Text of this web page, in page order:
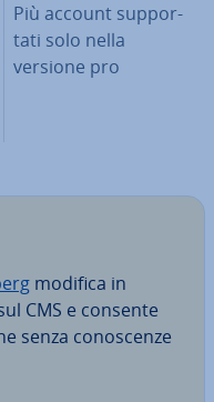
Più account sup­por­
ta­ti solo nella
versione pro
modifica in
CMS e consente
senza co­no­scen­ze